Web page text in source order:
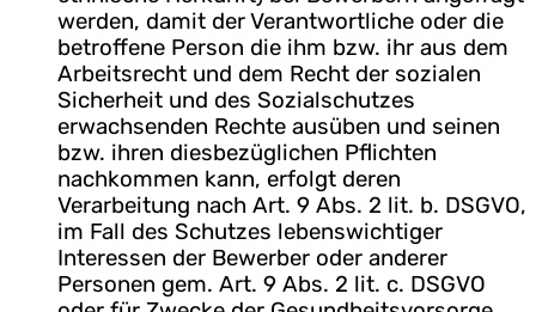
werden, damit der Verantwortliche oder die
betroffene Person die ihm bzw. ihr aus dem
Arbeitsrecht und dem Recht der sozialen
Sicherheit und des Sozialschutzes
erwachsenden Rechte ausüben und seinen
bzw. ihren diesbezüglichen Pflichten
nachkommen kann, erfolgt deren
Verarbeitung nach Art. 9 Abs. 2 lit. b. DSGVO,
im Fall des Schutzes lebenswichtiger
Interessen der Bewerber oder anderer
Personen gem. Art. 9 Abs. 2 lit. c. DSGVO